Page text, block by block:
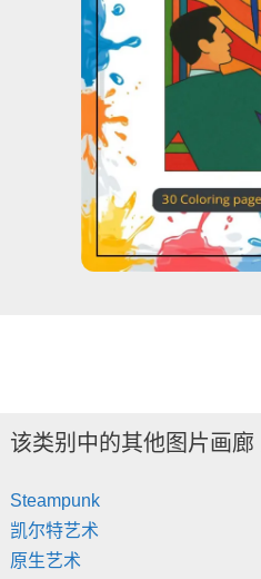
该类别中的其他图片画廊
Steampunk
凯尔特艺术
原生艺术